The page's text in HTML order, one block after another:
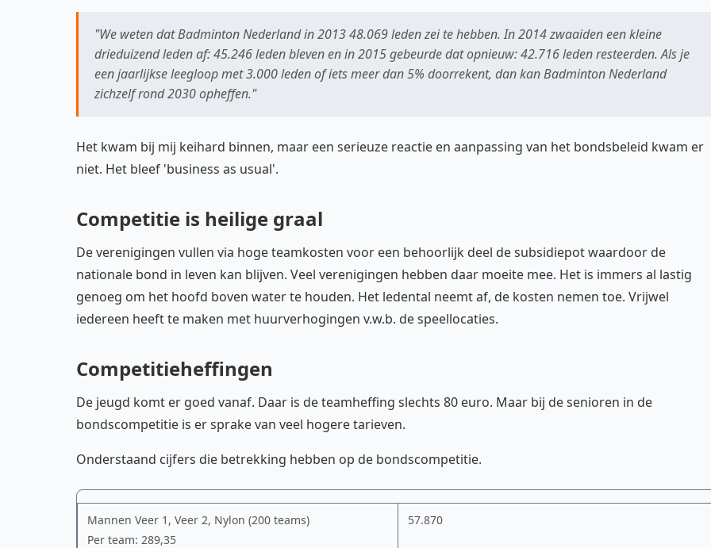
"We weten dat Badminton Nederland in 2013 48.069 leden zei te hebben. In 2014 zwaaiden een kleine
drieduizend leden af: 45.246 leden bleven en in 2015 gebeurde dat opnieuw: 42.716 leden resteerden. Als je
een jaarlijkse leegloop met 3.000 leden of iets meer dan 5% doorrekent, dan kan Badminton Nederland
zichzelf rond 2030 opheffen."
Het kwam bij mij keihard binnen, maar een serieuze reactie en aanpassing van het bondsbeleid kwam er
niet. Het bleef 'business as usual'.
Competitie is heilige graal
De verenigingen vullen via hoge teamkosten voor een behoorlijk deel de subsidiepot waardoor de
nationale bond in leven kan blijven. Veel verenigingen hebben daar moeite mee. Het is immers al lastig
genoeg om het hoofd boven water te houden. Het ledental neemt af, de kosten nemen toe. Vrijwel
iedereen heeft te maken met huurverhogingen v.w.b. de speellocaties.
Competitieheffingen
De jeugd komt er goed vanaf. Daar is de teamheffing slechts 80 euro. Maar bij de senioren in de
bondscompetitie is er sprake van veel hogere tarieven.
Onderstaand cijfers die betrekking hebben op de bondscompetitie.
Mannen Veer 1, Veer 2, Nylon (200 teams)
Per team: 289,35
57.870